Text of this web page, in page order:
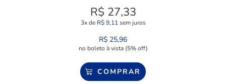
R$ 27,33
3x de R$9,11sem juros
R$ 25,96
no boleto à vista (5% off)
COMPRAR